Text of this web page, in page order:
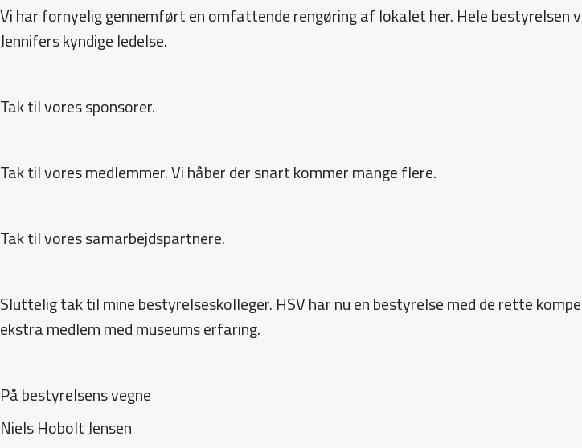
Vi har fornyelig gennemført en omfattende rengøring af lokalet her. Hele bestyrelsen
Jennifers kyndige ledelse.
Tak til vores sponsorer.
Tak til vores medlemmer. Vi håber der snart kommer mange flere.
Tak til vores samarbejdspartnere.
Sluttelig tak til mine bestyrelseskolleger. HSV har nu en bestyrelse med de rette
ekstra medlem med museums erfaring.
På bestyrelsens vegne
Niels Hobolt Jensen